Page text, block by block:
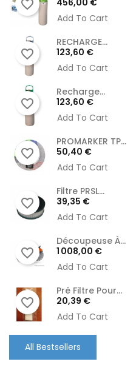
Add To Cart
favorite_border
RECHARGE...
Prix
123,60 €
Add To Cart
favorite_border
Recharge...
Prix
123,60 €
Add To Cart
favorite_border
PROMARKER TP...
Prix
50,40 €
Add To Cart
favorite_border
Filtre PRSL...
Prix
39,35 €
Add To Cart
favorite_border
Découpeuse À...
Prix
1 008,00 €
Add To Cart
favorite_border
Pré Filtre Pour...
Prix
20,39 €
Add To Cart
favorite_border
All Bestsellers